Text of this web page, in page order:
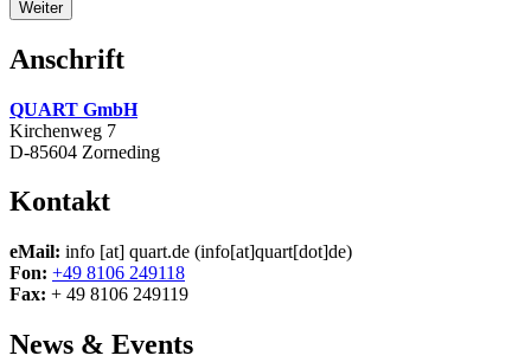
Anschrift
QUART GmbH
Kirchenweg 7
D-85604 Zorneding
Kontakt
eMail: info [at] quart.de (info[at]quart[dot]de)
Fon: +49 8106 249118
Fax: + 49 8106 249119
News & Events